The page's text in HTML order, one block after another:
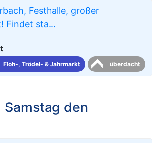
Festhalle, großer
Findet sta...
Floh-, Trödel- & Jahrmarkt überdacht
Samstag den